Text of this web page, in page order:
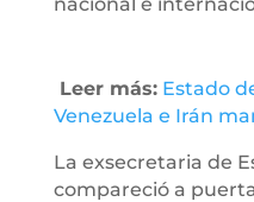
Leer más: Estado
Venezuela e Irán
La exsecretaria de
compareció a